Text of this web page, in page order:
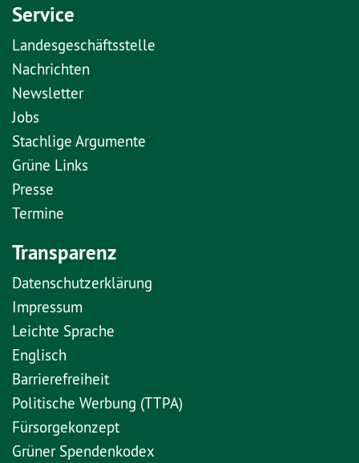
Service
Landesgeschäftsstelle
Nachrichten
Newsletter
Jobs
Stachlige Argumente
Grüne Links
Presse
Termine
Transparenz
Datenschutzerklärung
Impressum
Leichte Sprache
Englisch
Barrierefreiheit
Politische Werbung (TTPA)
Fürsorgekonzept
Grüner Spendenkodex